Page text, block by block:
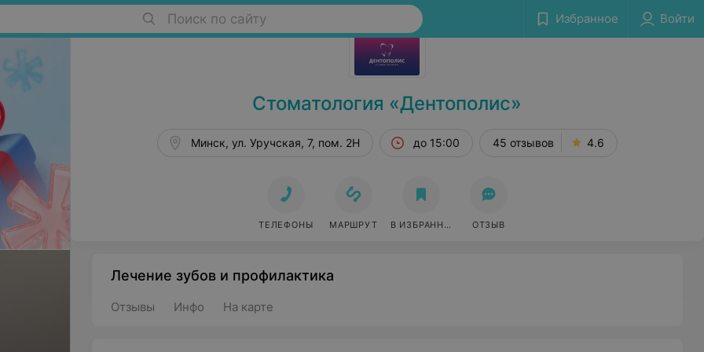
Поиск по сайту Избранное Войти
Стоматология в Минске Сообщить об ошибке
Стоматология «Дентополис»
Минск, ул. Уручская, 7, пом. 2Н до 15:00 45 отзывов 4.6
ТЕЛЕФОНЫ МАРШРУТ В ИЗБРАННОЕ ОТЗЫВ
Лечение зубов и профилактика
Отзывы Инфо На карте